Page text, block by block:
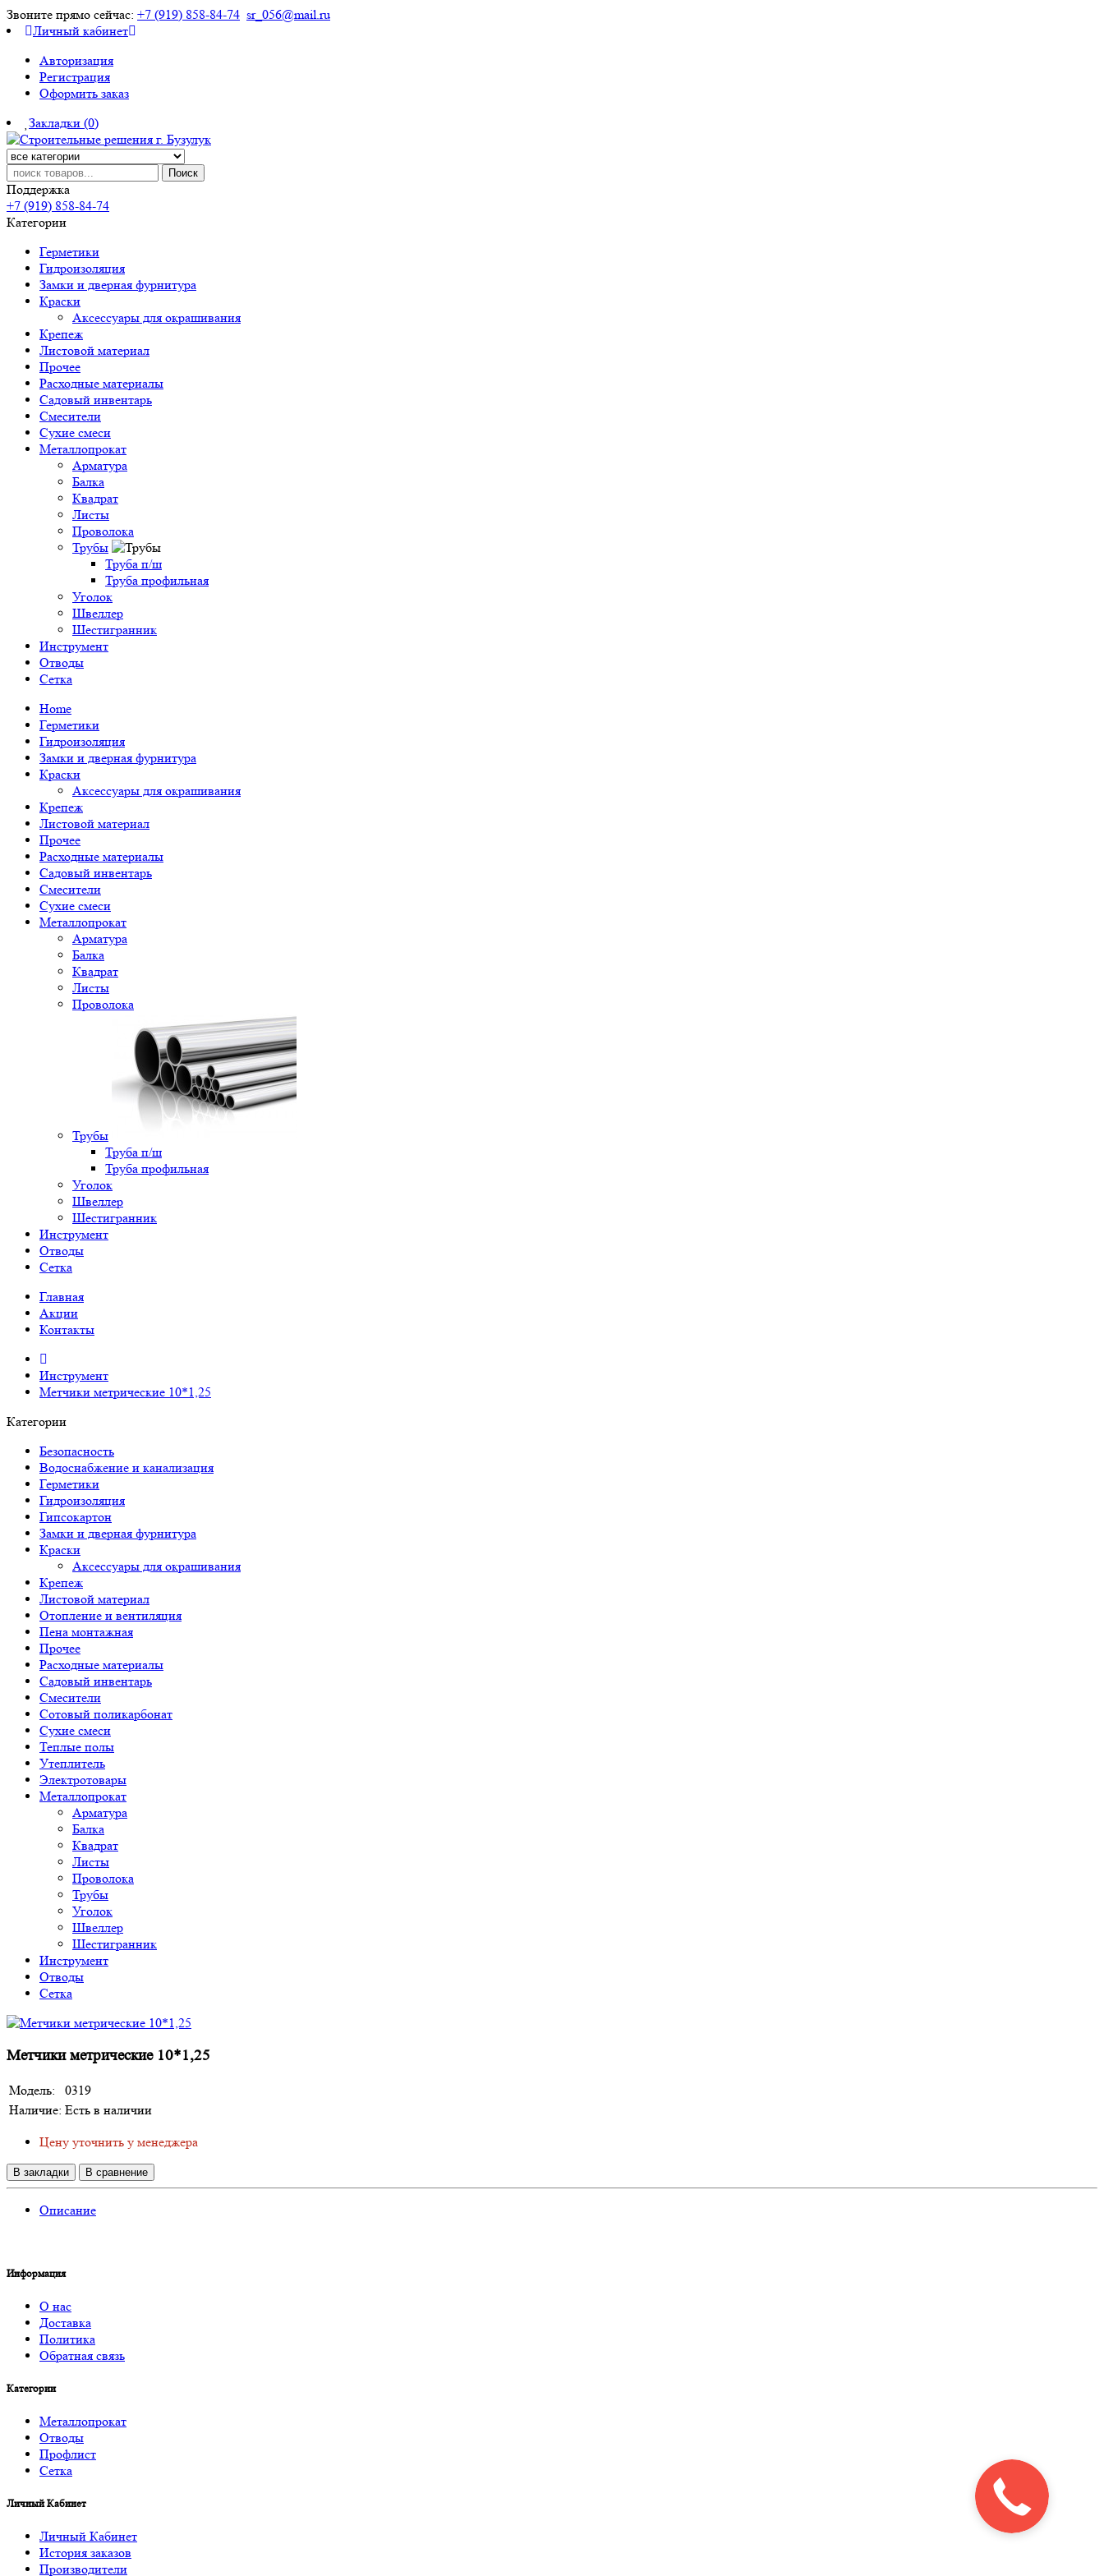
Звоните прямо сейчас: +7 (919) 858-84-74 sr_056@mail.ru
Личный кабинет
Авторизация
Регистрация
Оформить заказ
Закладки (0)
Поиск
Поддержка
+7 (919) 858-84-74
Категории
Герметики
Гидроизоляция
Замки и дверная фурнитура
Краски
Аксессуары для окрашивания
Крепеж
Листовой материал
Прочее
Расходные материалы
Садовый инвентарь
Смесители
Сухие смеси
Металлопрокат
Арматура
Балка
Квадрат
Листы
Проволока
Трубы
Труба п/ш
Труба профильная
Уголок
Швеллер
Шестигранник
Инструмент
Отводы
Сетка
Home
Герметики
Гидроизоляция
Замки и дверная фурнитура
Краски
Аксессуары для окрашивания
Крепеж
Листовой материал
Прочее
Расходные материалы
Садовый инвентарь
Смесители
Сухие смеси
Металлопрокат
Арматура
Балка
Квадрат
Листы
Проволока
Трубы
Труба п/ш
Труба профильная
Уголок
Швеллер
Шестигранник
Инструмент
Отводы
Сетка
Главная
Акции
Контакты
Инструмент
Метчики метрические 10*1,25
Категории
Безопасность
Водоснабжение и канализация
Герметики
Гидроизоляция
Гипсокартон
Замки и дверная фурнитура
Краски
Аксессуары для окрашивания
Крепеж
Листовой материал
Отопление и вентиляция
Пена монтажная
Прочее
Расходные материалы
Садовый инвентарь
Смесители
Сотовый поликарбонат
Сухие смеси
Теплые полы
Утеплитель
Электротовары
Металлопрокат
Арматура
Балка
Квадрат
Листы
Проволока
Трубы
Уголок
Швеллер
Шестигранник
Инструмент
Отводы
Сетка
Метчики метрические 10*1,25
Модель:
0319
Наличие: Есть в наличии
Цену уточнить у менеджера
В закладки В сравнение
Описание
Информация
О нас
Доставка
Политика
Обратная связь
Категории
Металлопрокат
Отводы
Профлист
Сетка
Личный Кабинет
Личный Кабинет
История заказов
Производители